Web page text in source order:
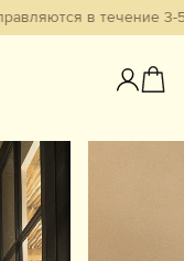
в течение 3-5